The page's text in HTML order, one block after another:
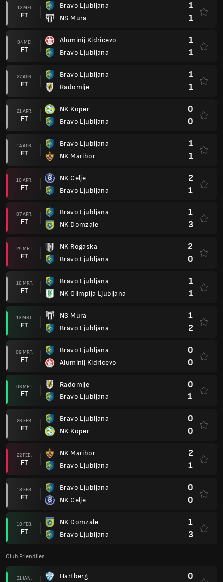
12 MEI
FT
Bravo Ljubljana
NS Mura
1
1
04 MEI
FT
Aluminij Kidricevo
Bravo Ljubljana
1
1
27 APR.
FT
Bravo Ljubljana
Radomlje
1
1
21 APR.
FT
NK Koper
Bravo Ljubljana
0
0
14 APR.
FT
Bravo Ljubljana
NK Maribor
1
1
10 APR.
FT
NK Celje
Bravo Ljubljana
2
1
07 APR.
FT
Bravo Ljubljana
NK Domzale
1
3
29 MRT.
FT
NK Rogaska
Bravo Ljubljana
2
0
16 MRT.
FT
Bravo Ljubljana
NK Olimpija Ljubljana
1
1
13 MRT.
FT
NS Mura
Bravo Ljubljana
1
2
09 MRT.
FT
Bravo Ljubljana
Aluminij Kidricevo
0
0
03 MRT.
FT
Radomlje
Bravo Ljubljana
0
1
26 FEB.
FT
Bravo Ljubljana
NK Koper
0
0
22 FEB.
FT
NK Maribor
Bravo Ljubljana
2
1
18 FEB.
FT
Bravo Ljubljana
NK Celje
0
0
10 FEB.
FT
NK Domzale
Bravo Ljubljana
1
3
Club Friendlies
31 JAN. Hartberg 0